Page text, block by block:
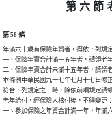
第 六 節
第 58 條
年滿六十歲有保險年資者，得依下列規
一、保險年資合計滿十五年者，請領老
二、保險年資合計未滿十五年者，請領
本條例中華民國九十七年七月十七日修
符合下列規定之一時，除依前項規定請
老年給付，經保險人核付後，不得變更：
一、參加保險之年資合計滿一年，年滿